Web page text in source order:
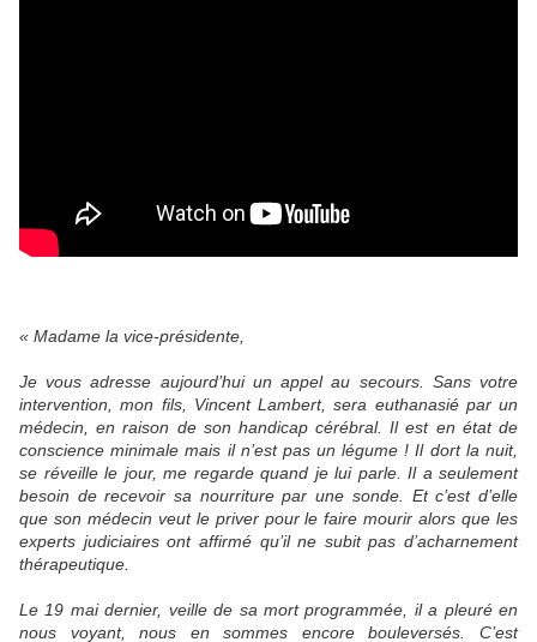
« Madame la vice-présidente,
Je vous adresse aujourd’hui un appel au secours. Sans votre
intervention, mon fils, Vincent Lambert, sera euthanasié par un
médecin, en raison de son handicap cérébral. Il est en état de
conscience minimale mais il n’est pas un légume ! Il dort la nuit,
se réveille le jour, me regarde quand je lui parle. Il a seulement
besoin de recevoir sa nourriture par une sonde. Et c’est d’elle
que son médecin veut le priver pour le faire mourir alors que les
experts judiciaires ont affirmé qu’il ne subit pas d’acharnement
thérapeutique.
Le 19 mai dernier, veille de sa mort programmée, il a pleuré en
nous voyant, nous en sommes encore bouleversés. C’est